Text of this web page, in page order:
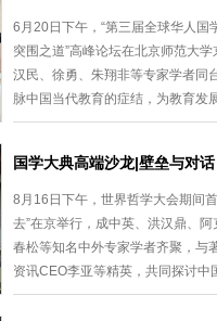
6月20日下午，“第三届全球华人国
突围之道”高峰论坛在北京师范大
汉民、徐勇、朱翔非等专家学者同
脉中国当代教育的症结，为教育发
国学大典高端沙龙|壁垒与对
8月16日下午，世界哲学大会期间
去”在京举行，成中英、洪汉鼎、
春松等知名中外专家学者齐聚，与
资讯CEO李亚等精英，共同探讨